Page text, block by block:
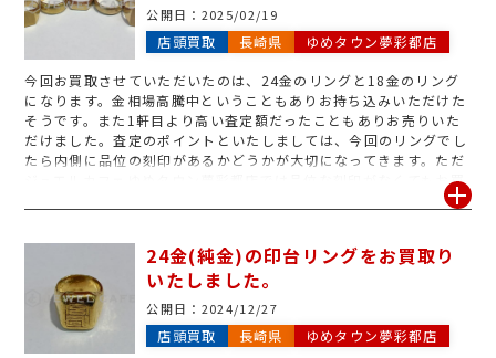
公開日： 2025/02/19
店頭買取 長崎県 ゆめタウン夢彩都店
今回お買取させていただいたのは、24金のリングと18金のリング
になります。金相場高騰中ということもありお持ち込みいただけた
そうです。また1軒目より高い査定額だったこともありお売りいた
だけました。査定のポイントといたしましては、今回のリングでし
たら内側に品位の刻印があるかどうかが大切になってきます。ただ
ジュエルカフェゆめタウン夢彩都店では品位な刻印がなくてもお買
取できる場合もございますので気になるものがあればぜひお持ち込
しかないピアスなど金・プラチナであればお買取可能です!使用さ
れないアクセサリーなどございましたらぜひお待ち込みください♪
24金(純金)の印台リングをお買取り
いたしました。
公開日： 2024/12/27
店頭買取 長崎県 ゆめタウン夢彩都店